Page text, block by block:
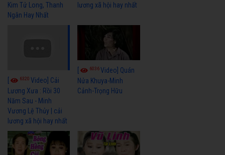
Kim Tử Long, Thanh
Ngân Hay Nhất
lương xã hội hay nhất
6320 Video] Cải
Lương Xưa : Rồi 30
Năm Sau - Minh
Vương Lệ Thủy | cải
lương xã hội hay nhất
6036Video] Quán
Nửa Khuya-Minh
Cảnh-Trọng Hữu